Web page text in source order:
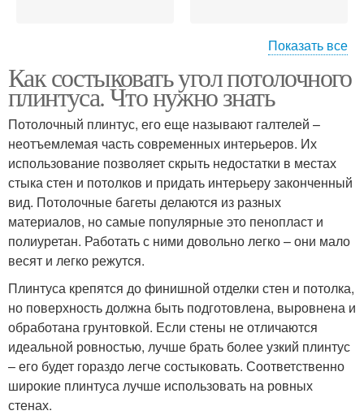
материала
Показать все
Как состыковать угол потолочного
плинтуса. Что нужно знать
Потолочный плинтус, его еще называют галтелей –
неотъемлемая часть современных интерьеров. Их
использование позволяет скрыть недостатки в местах
стыка стен и потолков и придать интерьеру законченный
вид. Потолочные багеты делаются из разных
материалов, но самые популярные это пенопласт и
полиуретан. Работать с ними довольно легко – они мало
весят и легко режутся.
Плинтуса крепятся до финишной отделки стен и потолка,
но поверхность должна быть подготовлена, выровнена и
обработана грунтовкой. Если стены не отличаются
идеальной ровностью, лучше брать более узкий плинтус
– его будет гораздо легче состыковать. Соответственно
широкие плинтуса лучше использовать на ровных
стенах.